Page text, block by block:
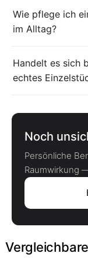
Wie pflege ich
im Alltag?
Handelt es sich
echtes
Noch
Persönliche
Raumwirkung